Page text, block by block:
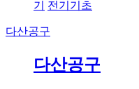
기
전기기초
다산공구
다산공구